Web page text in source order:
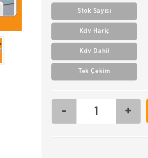
Stok Sayısı
Kdv Hariç
Kdv Dahil
Tek Çekim
- +